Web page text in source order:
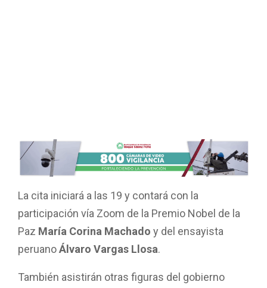
La cita iniciará a las 19 y contará con la
participación vía Zoom de la Premio Nobel de la
Paz María Corina Machado y del ensayista
peruanoÁlvaro Vargas Llosa.
También asistirán otras figuras del gobierno